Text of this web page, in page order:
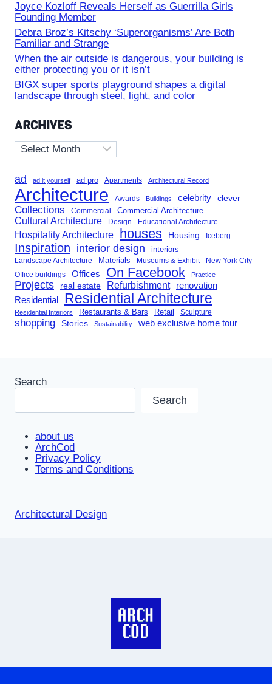
Joyce Kozloff Reveals Herself as Guerrilla Girls
Founding Member
Debra Broz’s Kitschy ‘Superorganisms’ Are Both
Familiar and Strange
When the air outside is dangerous, your building is
either protecting you or it isn’t
BIGX super sports playground shapes a digital
landscape through steel, light, and color
ARCHIVES
Archives
ad ad it yourself ad pro Apartments Architectural Record
Architecture Awards Buildings celebrity clever
Collections Commercial Commercial Architecture
Cultural Architecture Design Educational Architecture
Hospitality Architecture houses Housing Iceberg
Inspiration interior design interiors
Landscape Architecture Materials Museums & Exhibit New York City
Office buildings Offices On Facebook Practice
Projects real estate Refurbishment renovation
Residential Residential Architecture
Residential Interiors Restaurants & Bars Retail Sculpture
shopping Stories Sustainability web exclusive home tour
Search
Search
about us
ArchCod
Privacy Policy
Terms and Conditions
Architectural Design